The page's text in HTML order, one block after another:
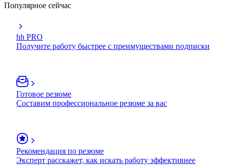
Популярное сейчас
hh PRO
Получите работу быстрее с преимуществами подписки
Готовое резюме
Составим профессиональное резюме за вас
Рекомендация по резюме
Эксперт расскажет, как искать работу эффективнее